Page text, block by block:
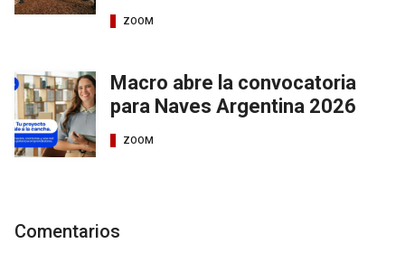
ZOOM
Macro abre la convocatoria
para Naves Argentina 2026
ZOOM
Comentarios